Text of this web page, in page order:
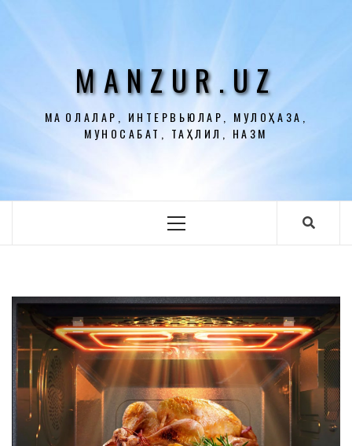
MANZUR.UZ
МАҚОЛАЛАР, ИНТЕРВЬЮЛАР, МУЛОҲАЗА,
МУНОСАБАТ, ТАҲЛИЛ, НАЗМ
меню